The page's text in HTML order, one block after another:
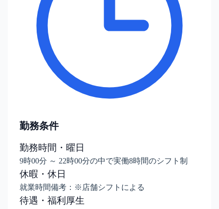
勤務条件
勤務時間・曜日
9時00分 ～ 22時00分の中で実働8時間のシフト制
休暇・休日
就業時間備考：※店舗シフトによる
待遇・福利厚生